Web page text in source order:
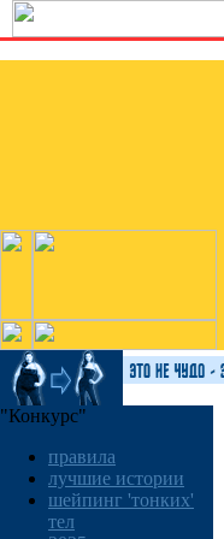
"Конкурс"
правила
лучшие истории
шейпинг 'тонких'
тел